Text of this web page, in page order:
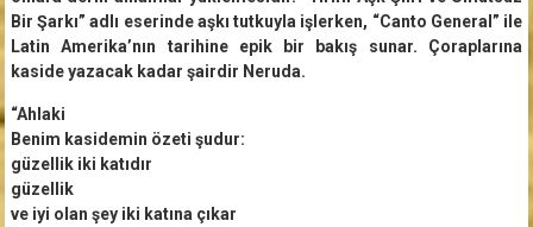
Bir Şarkı” adlı eserinde aşkı tutkuyla işlerken, “Canto General” ile
Latin Amerika’nın tarihine epik bir bakış sunar. Çoraplarına
kaside yazacak kadar şairdir Neruda.
“Ahlaki
Benim kasidemin özeti şudur:
güzellik iki katıdır
güzellik
ve iyi olan şey iki katına çıkar